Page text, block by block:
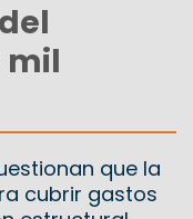
mil
que la
cubrir gastos